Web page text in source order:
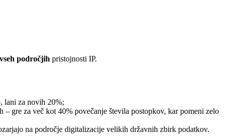
področjih pristojnosti IP.
lani za novih 20%;
gre za več kot 40% povečanje števila postopkov, kar pomeni zelo
na področje digitalizacije velikih državnih zbirk podatkov.